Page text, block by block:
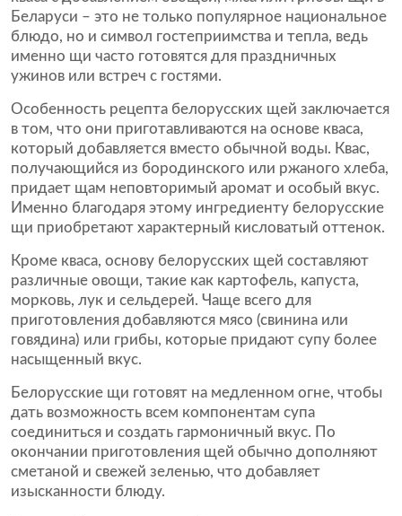
Беларуси – это не только популярное национальное
блюдо, но и символ гостеприимства и тепла, ведь
именно щи часто готовятся для праздничных
ужинов или встреч с гостями.
Особенность рецепта белорусских щей заключается
в том, что они приготавливаются на основе кваса,
который добавляется вместо обычной воды. Квас,
получающийся из бородинского или ржаного хлеба,
придает щам неповторимый аромат и особый вкус.
Именно благодаря этому ингредиенту белорусские
щи приобретают характерный кисловатый оттенок.
Кроме кваса, основу белорусских щей составляют
различные овощи, такие как картофель, капуста,
морковь, лук и сельдерей. Чаще всего для
приготовления добавляются мясо (свинина или
говядина) или грибы, которые придают супу более
насыщенный вкус.
Белорусские щи готовят на медленном огне, чтобы
дать возможность всем компонентам супа
соединиться и создать гармоничный вкус. По
окончании приготовления щей обычно дополняют
сметаной и свежей зеленью, что добавляет
изысканности блюду.